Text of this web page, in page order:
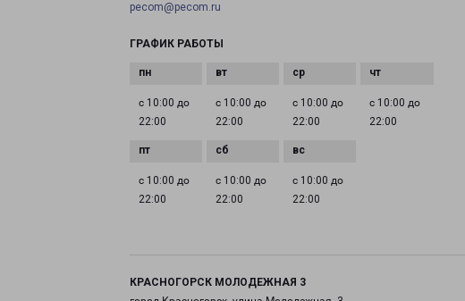
pecom@pecom.ru
ГРАФИК РАБОТЫ
с 10:00 до
22:00
с 10:00 до
22:00
с 10:00 до
22:00
с 10:00 до
22:00
с 10:00 до
22:00
с 10:00 до
22:00
с 10:00 до
22:00
КРАСНОГОРСК МОЛОДЕЖНАЯ 3